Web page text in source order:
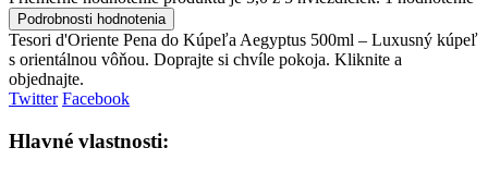
Podrobnosti hodnotenia
Tesori d'Oriente Pena do Kúpeľa Aegyptus 500ml – Luxusný kúpeľ
s orientálnou vôňou. Doprajte si chvíle pokoja. Kliknite a
objednajte.
Twitter Facebook
Hlavné vlastnosti: